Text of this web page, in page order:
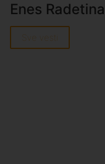
Enes
Sve vesti